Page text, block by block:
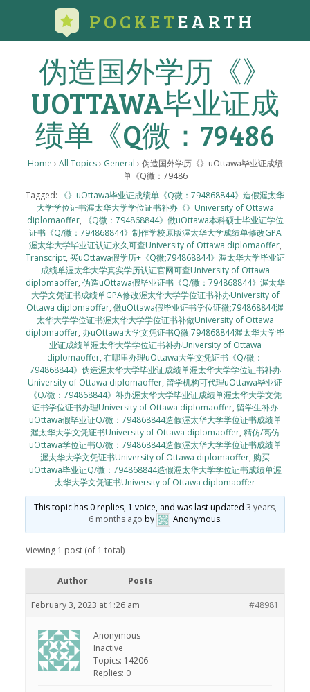
POCKETEARTH
伪造国外学历《》
UOTTAWA毕业证成
绩单《Q微：79486
Home › All Topics › General › 伪造国外学历《》uOttawa毕业证成绩
单《Q微：79486
Tagged:
《》uOttawa毕业证成绩单《Q微：794868844》造假渥太华
大学学位证书渥太华大学学位证书补办《》University of Ottawa
diplomaoffer,
《Q微：794868844》做uOttawa本科硕士毕业证学位
证书《Q/微：794868844》制作学校原版渥太华大学成绩单修改GPA
渥太华大学毕业证认证永久可查University of Ottawa diplomaoffer,
Transcript, 买uOttawa假学历+《Q微;794868844》渥太华大学毕业证
成绩单渥太华大学真实学历认证官网可查University of Ottawa
diplomaoffer, 伪造uOttawa假毕业证书《Q/微：794868844》渥太华
大学文凭证书成绩单GPA修改渥太华大学学位证书补办University of
Ottawa diplomaoffer, 做uOttawa假毕业证书学位证微;794868844渥
太华大学学位证书渥太华大学学位证书补做University of Ottawa
diplomaoffer, 办uOttawa大学文凭证书Q微:794868844渥太华大学毕
业证成绩单渥太华大学学位证书补办University of Ottawa
diplomaoffer, 在哪里办理uOttawa大学文凭证书《Q/微：
794868844》伪造渥太华大学毕业证成绩单渥太华大学学位证书补办
University of Ottawa diplomaoffer, 留学机构可代理uOttawa毕业证
《Q/微：794868844》补办渥太华大学毕业证成绩单渥太华大学文凭
证书学位证书办理University of Ottawa diplomaoffer, 留学生补办
uOttawa假毕业证Q/微：794868844造假渥太华大学学位证书成绩单
渥太华大学文凭证书University of Ottawa diplomaoffer, 精仿/高仿
uOttawa学位证书Q/微：794868844造假渥太华大学学位证书成绩单
渥太华大学文凭证书University of Ottawa diplomaoffer, 购买
uOttawa毕业证Q/微：794868844造假渥太华大学学位证书成绩单渥
太华大学文凭证书University of Ottawa diplomaoffer
This topic has 0 replies, 1 voice, and was last updated 3 years,
6 months ago by Anonymous.
Viewing 1 post (of 1 total)
Author Posts
February 3, 2023 at 1:26 am #48981
Anonymous
Inactive
Topics: 14206
Replies: 0